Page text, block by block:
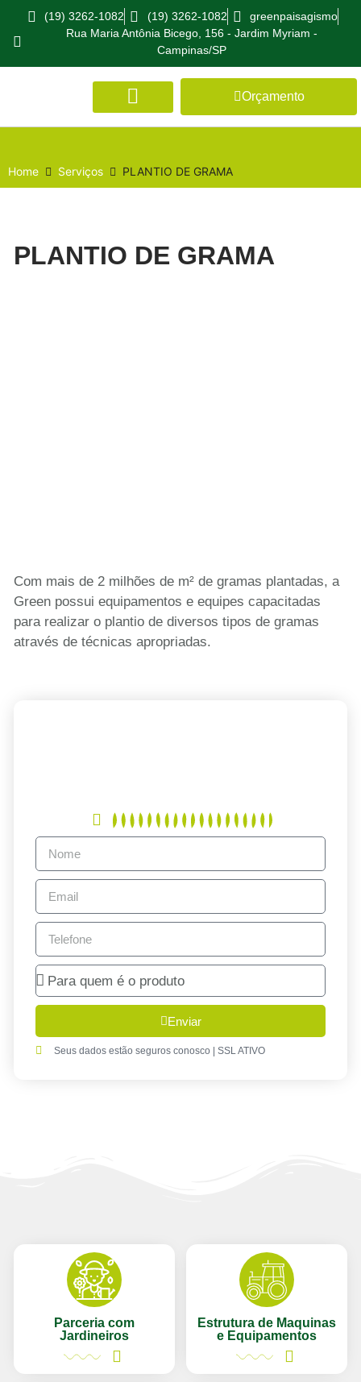
(19) 3262-1082 (19) 3262-1082
greenpaisagismo
Rua Maria Antônia Bicego, 156 - Jardim Myriam -
Campinas/SP
Orçamento
Home Serviços PLANTIO DE GRAMA
PLANTIO DE GRAMA
Com mais de 2 milhões de m² de gramas plantadas, a
Green possui equipamentos e equipes capacitadas
para realizar o plantio de diversos tipos de gramas
através de técnicas apropriadas.
Enviar
Seus dados estão seguros conosco | SSL ATIVO
Parceria com
Jardineiros
Estrutura de Maquinas
e Equipamentos